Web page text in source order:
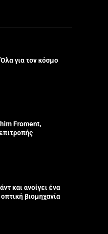
για τον κόσμο
Froment,
και ανοίγει ένα
βιομηχανία